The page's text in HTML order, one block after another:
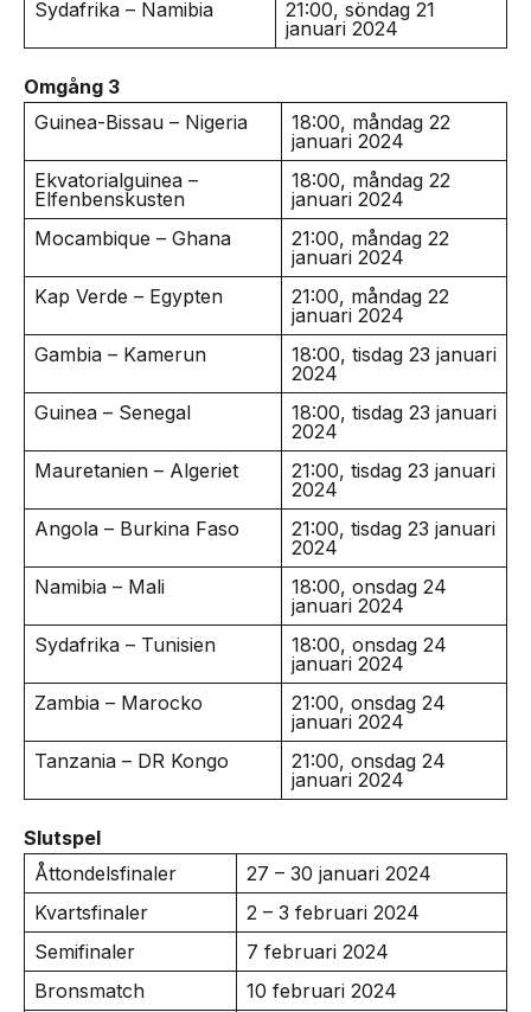
Sydafrika – Namibia
21:00, söndag 21
januari 2024
Omgång 3
Guinea-Bissau – Nigeria
18:00, måndag 22
januari 2024
Ekvatorialguinea –
Elfenbenskusten
18:00, måndag 22
januari 2024
Mocambique – Ghana
21:00, måndag 22
januari 2024
Kap Verde – Egypten
21:00, måndag 22
januari 2024
Gambia – Kamerun
18:00, tisdag 23 januari
2024
Guinea – Senegal
18:00, tisdag 23 januari
2024
Mauretanien – Algeriet
21:00, tisdag 23 januari
2024
Angola – Burkina Faso
21:00, tisdag 23 januari
2024
Namibia – Mali
18:00, onsdag 24
januari 2024
Sydafrika – Tunisien
18:00, onsdag 24
januari 2024
Zambia – Marocko
21:00, onsdag 24
januari 2024
Tanzania – DR Kongo
21:00, onsdag 24
januari 2024
Slutspel
Åttondelsfinaler
27 – 30 januari 2024
Kvartsfinaler
2 – 3 februari 2024
Semifinaler
7 februari 2024
Bronsmatch
10 februari 2024